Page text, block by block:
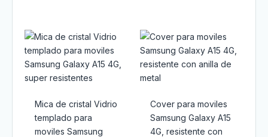
Mica de cristal Vidrio
templado para
moviles Samsung
Cover para moviles
Samsung Galaxy A15
4G, resistente con